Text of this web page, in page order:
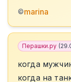
©marina
Перашки.ру (
когда
когда на